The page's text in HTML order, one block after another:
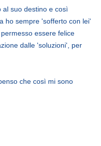
al suo destino e così
ho sempre 'sofferto con lei'
essere felice
dalle 'soluzioni', per
che così mi sono